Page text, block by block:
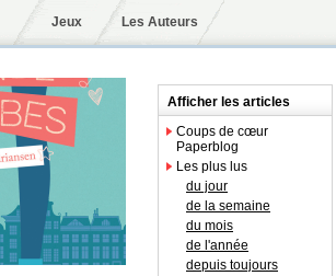
Jeux Les Auteurs
Afficher les articles
Coups de cœur
Paperblog
Les plus lus
du jour
de la semaine
du mois
de l'année
depuis toujours